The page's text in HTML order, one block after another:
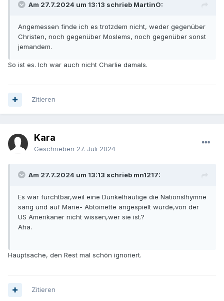
Am 27.7.2024 um 13:13 schrieb MartinO:
Angemessen finde ich es trotzdem nicht, weder gegenüber
Christen, noch gegenüber Moslems, noch gegenüber sonst
jemandem.
So ist es. Ich war auch nicht Charlie damals.
Zitieren
Kara
Geschrieben 27. Juli 2024
Am 27.7.2024 um 13:13 schrieb mn1217:
Es war furchtbar,weil eine Dunkelhäutige die Nationslhymne
sang und auf Marie- Abtoinette angespielt wurde,von der
US Amerikaner nicht wissen,wer sie ist.?
Aha.
Hauptsache, den Rest mal schön ignoriert.
Zitieren